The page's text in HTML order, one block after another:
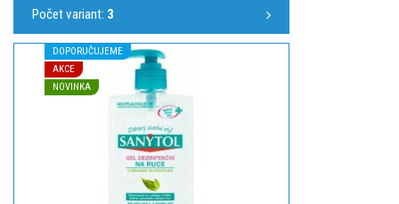
Počet variant: 3
DOPORUČUJEME
AKCE
NOVINKA